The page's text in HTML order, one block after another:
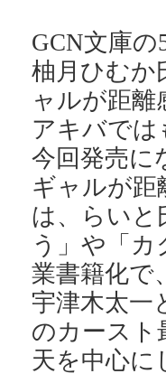
GCN文庫
柚月ひむか
ャルが距
アキバでは
今回発売に
ギャルが距
は、らいと
う」や「
業書籍化で
宇津木太一
のカースト
天を中心に